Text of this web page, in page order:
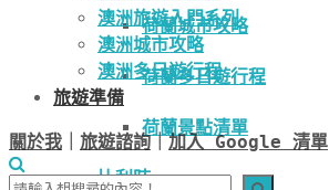
荷蘭城市攻略
荷蘭多日遊行程
荷蘭景點清單
比利時
澳洲旅遊入門系列
澳洲城市攻略
澳洲多日遊行程
旅遊準備
關於我 旅遊諮詢｜加入 Google 清單